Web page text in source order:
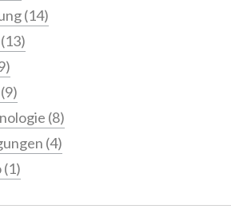
(14)
(13)
(9)
(8)
(4)
(1)